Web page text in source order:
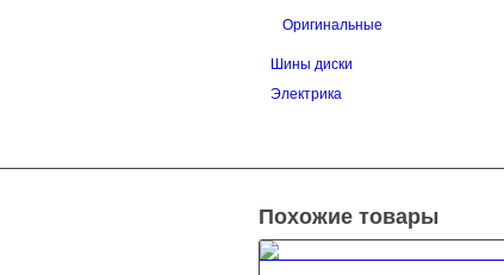
Оригинальные
Шины диски
Электрика
Похожие товары